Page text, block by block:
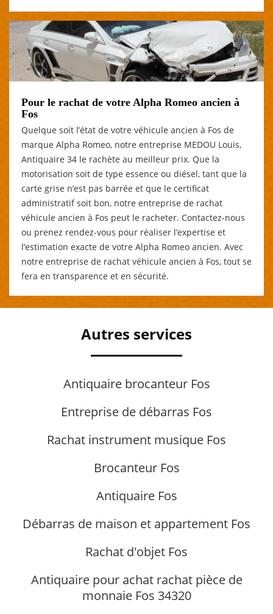
Pour le rachat de votre Alpha Romeo ancien à
Fos
Quelque soit l’état de votre véhicule ancien à Fos de
marque Alpha Romeo, notre entreprise MEDOU Louis,
Antiquaire 34 le rachète au meilleur prix. Que la
motorisation soit de type essence ou diésel, tant que la
carte grise n’est pas barrée et que le certificat
administratif soit bon, notre entreprise de rachat
véhicule ancien à Fos peut le racheter. Contactez-nous
ou prenez rendez-vous pour réaliser l’expertise et
l’estimation exacte de votre Alpha Romeo ancien. Avec
notre entreprise de rachat véhicule ancien à Fos, tout se
fera en transparence et en sécurité.
Autres services
Antiquaire brocanteur Fos
Entreprise de débarras Fos
Rachat instrument musique Fos
Brocanteur Fos
Antiquaire Fos
Débarras de maison et appartement Fos
Rachat d'objet Fos
Antiquaire pour achat rachat pièce de
monnaie Fos 34320